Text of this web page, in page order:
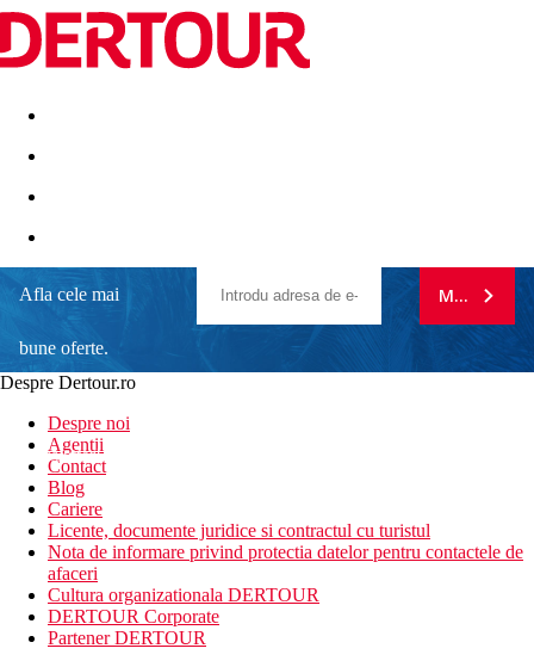
Destinatii Vacanta perfecta OFERTE DE NERATAT
Afla cele mai
bune oferte.
newsletter!
MA
Despre Dertour.ro
Despre noi
Agentii
Contact
Blog
Cariere
Licente, documente juridice si contractul cu turistul
Nota de informare privind protectia datelor pentru contactele de
afaceri
Cultura organizationala DERTOUR
DERTOUR Corporate
Partener DERTOUR